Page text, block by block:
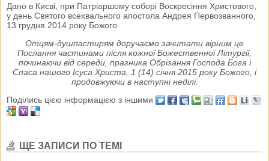
Дано в Києві, при Патріаршому соборі Воскресіння Христового,
у день Святого всехвального апостола Андрея Первозванного,
13 грудня 2014 року Божого.
Отцям-душпастирям доручаємо зачитати вірним це
Послання частинами після кожної Божественної Літургії,
починаючи від середи, празника Обрізання Господа Бога і
Спаса нашого Ісуса Христа, 1 (14) січня 2015 року Божого, і
продовжуючи в наступні неділі.
Поділись цією інформацією з іншими
ЩЕ ЗАПИСИ ПО ТЕМІ